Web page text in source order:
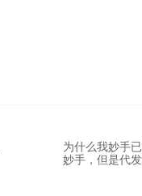
为什么我妙手
妙手，但是代